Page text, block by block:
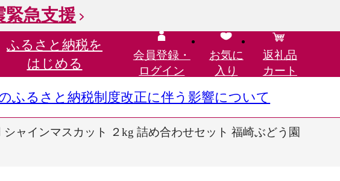
緊急支援
ふるさと納税を
はじめる
会員登録・
ログイン
お気に
入り
返礼品
カート
のふるさと納税制度改正に伴う影響について
ャインマスカット ２kg 詰め合わせセット 福崎ぶどう園